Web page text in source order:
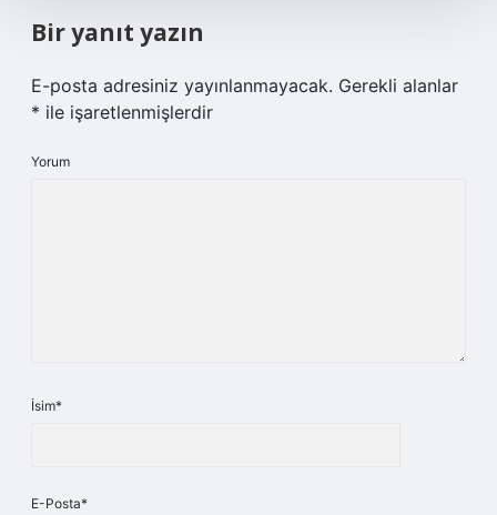
Bir yanıt yazın
E-posta adresiniz yayınlanmayacak. Gerekli alanlar
* ile işaretlenmişlerdir
Yorum
İsim*
E-Posta*